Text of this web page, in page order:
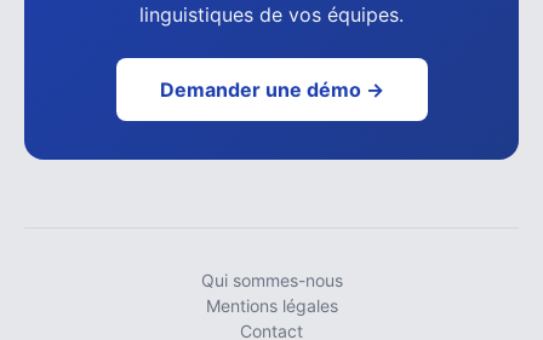
linguistiques de vos équipes.
Demander une démo →
Qui sommes-nous
Mentions légales
Contact